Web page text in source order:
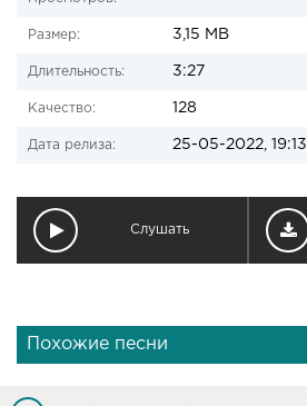
Размер: 3,15 MB
Длительность: 3:27
Качество: 128
Дата релиза: 25-05-2022, 19:13
Слушать
Похожие песни